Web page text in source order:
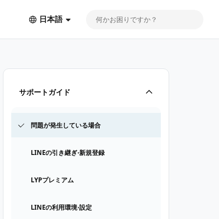
日本語
サポートガイド
問題が発生している場合
LINEの引き継ぎ⋅新規登録
LYPプレミアム
LINEの利用環境⋅設定